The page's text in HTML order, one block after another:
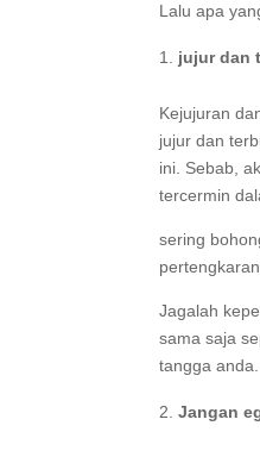
Lalu apa
jujur dan
Kejujuran
jujur dan
ini. Sebab,
tercermin
sering
Jagalah
sama saja
tangga anda.
Jangan